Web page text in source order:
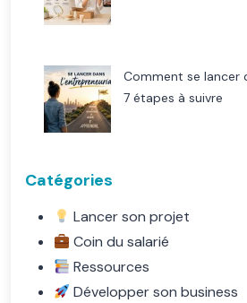
Comment se lancer
7 étapes à suivre
Catégories
Lancer son projet
Coin du salarié
Ressources
Développer son business